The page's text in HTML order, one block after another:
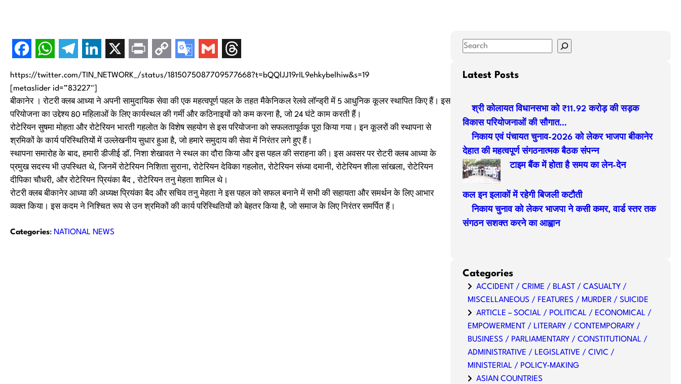
https://twitter.com/TIN_NETWORK_/status/1815075087709577668?t=bQQlJJ19rIL9ehkybelhiw&s=19
[metaslider id=”83227″]
बीकानेर । रोटरी क्लब आध्या ने अपनी सामुदायिक सेवा की एक महत्वपूर्ण पहल के तहत मैकेनिकल रेलवे लॉन्ड्री में 5 आधुनिक कूलर स्थापित किए हैं। इस
परियोजना का उद्देश्य 80 महिलाओं के लिए कार्यस्थल की गर्मी और कठिनाइयों को कम करना है, जो 24 घंटे काम करती हैं।
रोटेरियन सुषमा मोहता और रोटेरियन भारती गहलोत के विशेष सहयोग से इस परियोजना को सफलतापूर्वक पूरा किया गया। इन कूलरों की स्थापना से
श्रमिकों के कार्य परिस्थितियों में उल्लेखनीय सुधार हुआ है, जो हमारे समुदाय की सेवा में निरंतर लगे हुए हैं।
स्थापना समारोह के बाद, हमारी डीजीई डॉ. निशा शेखावत ने स्थल का दौरा किया और इस पहल की सराहना की। इस अवसर पर रोटरी क्लब आध्या के
प्रमुख सदस्य भी उपस्थित थे, जिनमें रोटेरियन निशिता सुराना, रोटेरियन देविका गहलोत, रोटेरियन संध्या दमानी, रोटेरियन शीला सांखला, रोटेरियन
दीपिका चौधरी, और रोटेरियन प्रियंका बैद , रोटेरियन तनु मेहता शामिल थे।
रोटरी क्लब बीकानेर आध्या की अध्यक्ष प्रियंका बैद और सचिव तनु मेहता ने इस पहल को सफल बनाने में सभी की सहायता और समर्थन के लिए आभार
व्यक्त किया। इस कदम ने निश्चित रूप से उन श्रमिकों की कार्य परिस्थितियों को बेहतर किया है, जो समाज के लिए निरंतर समर्पित हैं।
Categories: NATIONAL NEWS
S
aLatest Posts
श्री कोलायत विधानसभा को ₹11.92 करोड़ की सड़क
विकास परियोजनाओं की सौगात…
निकाय एवं पंचायत चुनाव-2026 को लेकर भाजपा बीकानेर
देहात की महत्वपूर्ण संगठनात्मक बैठक संपन्न
टाइम बैंक में होता है समय का लेन-देन
कल इन इलाकों में रहेगी बिजली कटौती
निकाय चुनाव को लेकर भाजपा ने कसी कमर, वार्ड स्तर तक
संगठन सशक्त करने का आह्वान
Categories
ACCIDENT / CRIME / BLAST / CASUALTY /
MISCELLANEOUS / FEATURES / MURDER / SUICIDE
ARTICLE – SOCIAL / POLITICAL / ECONOMICAL /
EMPOWERMENT / LITERARY / CONTEMPORARY /
BUSINESS / PARLIAMENTARY / CONSTITUTIONAL /
ADMINISTRATIVE / LEGISLATIVE / CIVIC /
MINISTERIAL / POLICY-MAKING
ASIAN COUNTRIES